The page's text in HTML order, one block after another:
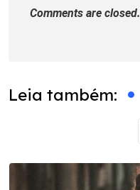
Comments are closed.
Leia também: